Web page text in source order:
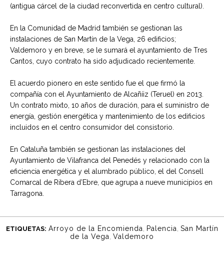
(antigua cárcel de la ciudad reconvertida en centro cultural).
En la Comunidad de Madrid también se gestionan las
instalaciones de San Martín de la Vega, 26 edificios;
Valdemoro y en breve, se le sumará el ayuntamiento de Tres
Cantos, cuyo contrato ha sido adjudicado recientemente.
El acuerdo pionero en este sentido fue el que firmó la
compañía con el Ayuntamiento de Alcañíiz (Teruel) en 2013.
Un contrato mixto, 10 años de duración, para el suministro de
energía, gestión energética y mantenimiento de los edificios
incluidos en el centro consumidor del consistorio.
En Cataluña también se gestionan las instalaciones del
Ayuntamiento de Vilafranca del Penedés y relacionado con la
eficiencia energética y el alumbrado público, el del Consell
Comarcal de Ribera d’Ebre, que agrupa a nueve municipios en
Tarragona.
ETIQUETAS: Arroyo de la Encomienda, Palencia, San Martín
de la Vega, Valdemoro